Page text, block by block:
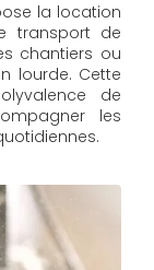
la location
transport de
chantiers ou
lourde. Cette
de
les